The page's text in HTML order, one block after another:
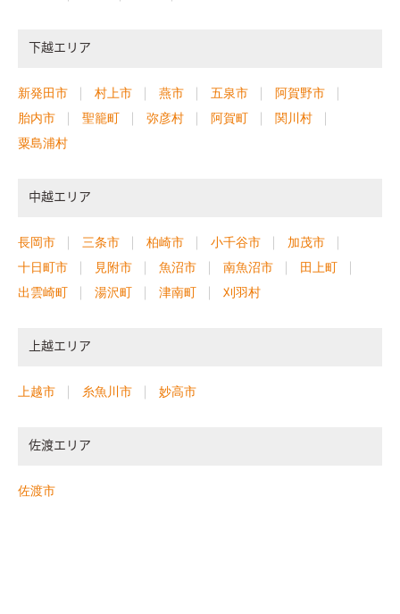
下越エリア
新発田市 村上市 燕市 五泉市
阿賀野市
胎内市
聖籠町 弥彦村 阿賀町
関川村
粟島浦村
中越エリア
長岡市 三条市 柏崎市 小千谷市
加茂市
十日町市
見附市 魚沼市 南魚沼市
田上町
出雲崎町
湯沢町 津南町 刈羽村
上越エリア
上越市 糸魚川市 妙高市
佐渡エリア
佐渡市